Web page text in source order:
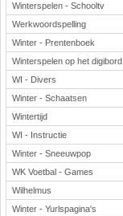
Winterspelen - Schooltv
Werkwoordspelling
Winter - Prentenboek
Winterspelen op het digibord
WI - Divers
Winter - Schaatsen
Wintertijd
WI - Instructie
Winter - Sneeuwpop
WK Voetbal - Games
Wilhelmus
Winter - Yurlspagina's